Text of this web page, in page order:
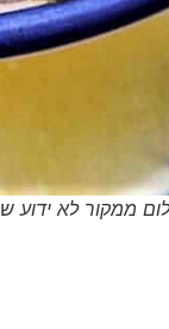
ממקור לא ידוע